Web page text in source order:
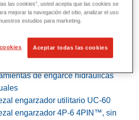
de servicios públicos y de
All Herramientas de servicios
de engarce hidráulicas
engarzador utilitario UC-60
engarzador 4P-6 4PIN™, sin
las cookies”, usted acepta que las cookies se
mejorar la navegación del sitio, analizar el uso
estudios para marketing.
Aceptar todas las cookies